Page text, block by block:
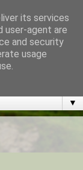
muuttaa
▼
its services
user-agent are
and security
usage